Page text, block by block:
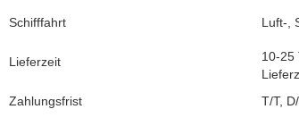
Schifffahrt Luft-,
Lieferzeit
10-25
Zahlungsfrist
T/T,